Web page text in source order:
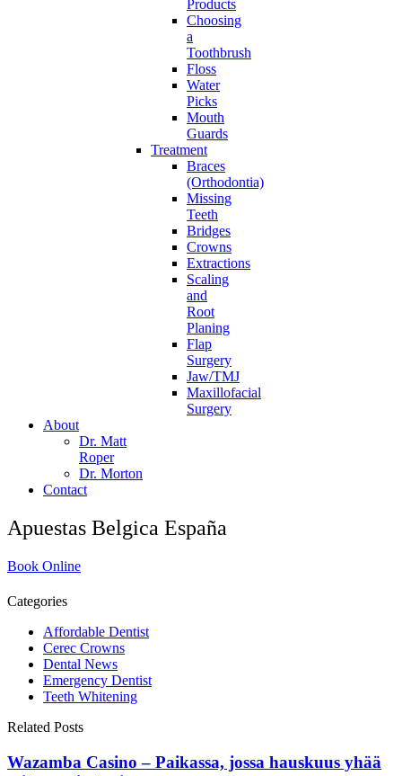
Products
Choosing
a
Toothbrush
Floss
Water
Picks
Mouth
Guards
Treatment
Braces
(Orthodontia)
Missing
Teeth
Bridges
Crowns
Extractions
Scaling
and
Root
Planing
Flap
Surgery
Jaw/TMJ
Maxillofacial
Surgery
About
Dr. Matt
Roper
Dr. Morton
Contact
Apuestas Belgica España
Book Online
Categories
Affordable Dentist
Cerec Crowns
Dental News
Emergency Dentist
Teeth Whitening
Related Posts
Wazamba Casino – Paikassa, jossa hauskuus yhää